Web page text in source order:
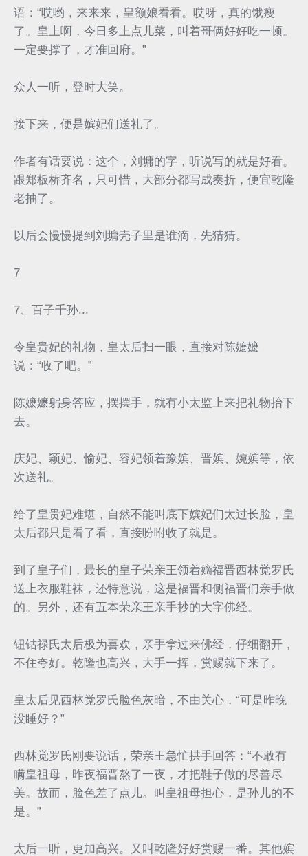
语：“哎哟，来来来，皇额娘看看。哎呀，真的饿瘦
了。皇上啊，今日多上点儿菜，叫着哥俩好好吃一顿。
一定要撑了，才准回府。”
众人一听，登时大笑。
接下来，便是嫔妃们送礼了。
作者有话要说：这个，刘墉的字，听说写的就是好看。
跟郑板桥齐名，只可惜，大部分都写成奏折，便宜乾隆
老抽了。
以后会慢慢提到刘墉壳子里是谁滴，先猜猜。
7
7、百子千孙...
令皇贵妃的礼物，皇太后扫一眼，直接对陈嬷嬷
说：“收了吧。”
陈嬷嬷躬身答应，摆摆手，就有小太监上来把礼物抬下
去。
庆妃、颖妃、愉妃、容妃领着豫嫔、晋嫔、婉嫔等，依
次送礼。
给了皇贵妃难堪，自然不能叫底下嫔妃们太过长脸，皇
太后都只是看了看，直接吩咐收了就是。
到了皇子们，最长的皇子荣亲王领着嫡福晋西林觉罗氏
送上衣服鞋袜，还特意说，这是福晋和侧福晋们亲手做
的。另外，还有五本荣亲王亲手抄的大字佛经。
钮钴禄氏太后极为喜欢，亲手拿过来佛经，仔细翻开，
不住夸好。乾隆也高兴，大手一挥，赏赐就下来了。
皇太后见西林觉罗氏脸色灰暗，不由关心，“可是昨晚
没睡好？”
西林觉罗氏刚要说话，荣亲王急忙拱手回答：“不敢有
瞒皇祖母，昨夜福晋熬了一夜，才把鞋子做的尽善尽
美。故而，脸色差了点儿。叫皇祖母担心，是孙儿的不
是。”
太后一听，更加高兴。又叫乾隆好好赏赐一番。其他嫔